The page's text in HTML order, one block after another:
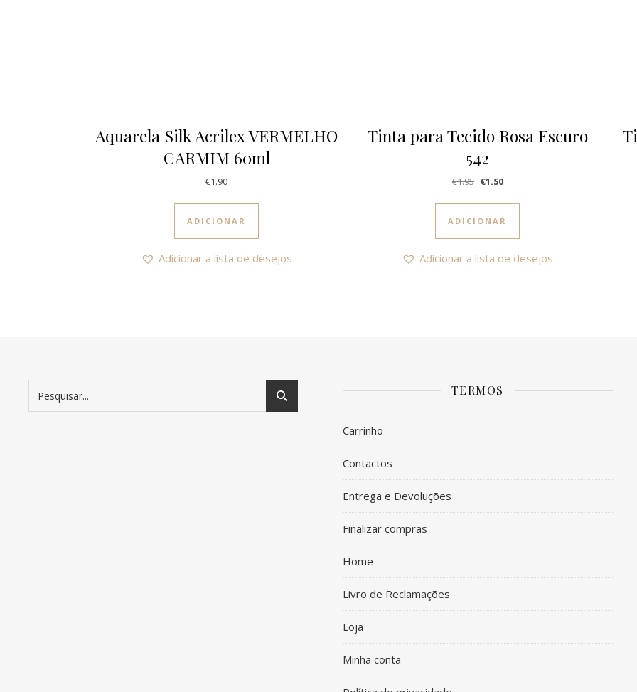
Aquarela Silk Acrilex VERMELHO
CARMIM 60ml
€1.90
ADICIONAR
Adicionar a lista de desejos
Tinta para Tecido Rosa Escuro
542
€1.95 O preço original era: €1.95.
€1.50O preço atual é: €1.50.
ADICIONAR
Adicionar a lista de desejos
TERMOS
Carrinho
Contactos
Entrega e Devoluções
Finalizar compras
Home
Livro de Reclamações
Loja
Minha conta